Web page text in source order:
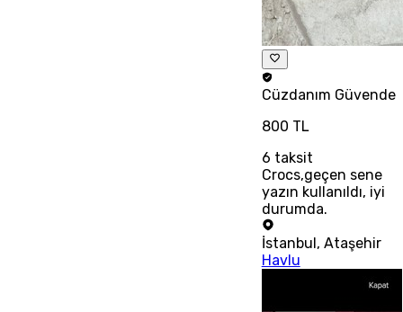
Cüzdanım Güvende
800 TL
6 taksit
Crocs,geçen sene
yazın kullanıldı, iyi
durumda.
İstanbul , Ataşehir
Havlu